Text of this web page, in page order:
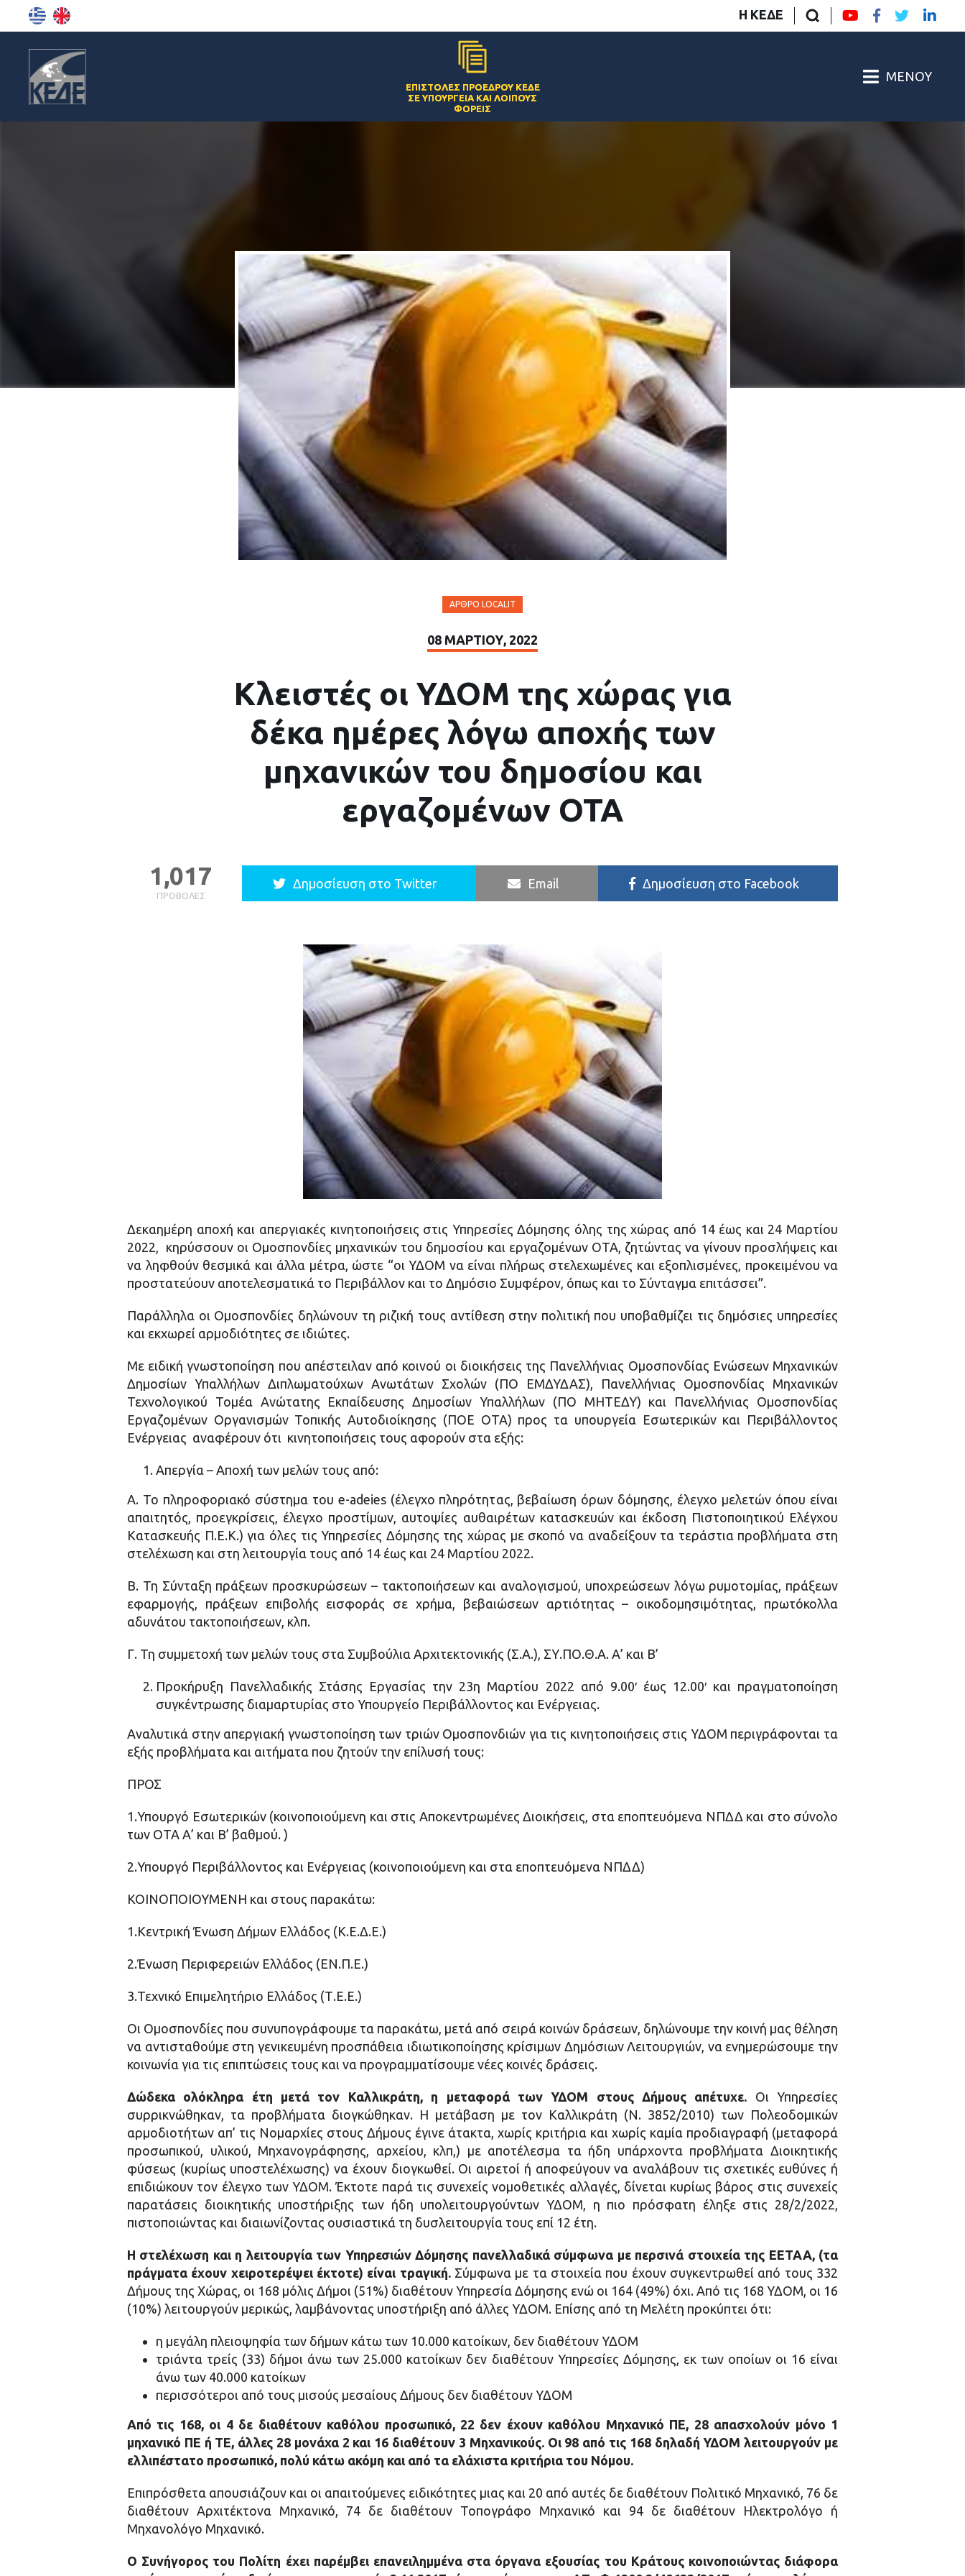
Η ΚΕΔΕ
ΕΠΙΣΤΟΛΈΣ ΠΡΟΈΔΡΟΥ ΚΕΔΕ
ΣΕ ΥΠΟΥΡΓΕΊΑ ΚΑΙ ΛΟΙΠΟΎΣ
ΦΟΡΕΊΣ
ΜΕΝΟΎ
ΆΡΘΡΟ LOCALIT
08 ΜΑΡΤΊΟΥ, 2022
Κλειστές οι ΥΔΟΜ της χώρας για
δέκα ημέρες λόγω αποχής των
μηχανικών του δημοσίου και
εργαζομένων ΟΤΑ
ΠΡΟΒΟΛΈΣ
1,017 Δημοσίευση στο Twitter Email Δημοσίευση στο Facebook
Δεκαημέρη αποχή και απεργιακές κινητοποιήσεις στις Υπηρεσίες Δόμησης όλης της χώρας από 14 έως και 24 Μαρτίου
2022, κηρύσσουν οι Ομοσπονδίες μηχανικών του δημοσίου και εργαζομένων ΟΤΑ, ζητώντας να γίνουν προσλήψεις και
να ληφθούν θεσμικά και άλλα μέτρα, ώστε “οι ΥΔΟΜ να είναι πλήρως στελεχωμένες και εξοπλισμένες, προκειμένου να
προστατεύουν αποτελεσματικά το Περιβάλλον και το Δημόσιο Συμφέρον, όπως και το Σύνταγμα επιτάσσει”.
Παράλληλα οι Ομοσπονδίες δηλώνουν τη ριζική τους αντίθεση στην πολιτική που υποβαθμίζει τις δημόσιες υπηρεσίες
και εκχωρεί αρμοδιότητες σε ιδιώτες.
Με ειδική γνωστοποίηση που απέστειλαν από κοινού οι διοικήσεις της Πανελλήνιας Ομοσπονδίας Ενώσεων Μηχανικών
Δημοσίων Υπαλλήλων Διπλωματούχων Ανωτάτων Σχολών (ΠΟ ΕΜΔΥΔΑΣ), Πανελλήνιας Ομοσπονδίας Μηχανικών
Τεχνολογικού Τομέα Ανώτατης Εκπαίδευσης Δημοσίων Υπαλλήλων (ΠΟ ΜΗΤΕΔΥ) και Πανελλήνιας Ομοσπονδίας
Εργαζομένων Οργανισμών Τοπικής Αυτοδιοίκησης (ΠΟΕ ΟΤΑ) προς τα υπουργεία Εσωτερικών και Περιβάλλοντος
Ενέργειας αναφέρουν ότι κινητοποιήσεις τους αφορούν στα εξής:
Απεργία – Αποχή των μελών τους από:
Α. Το πληροφοριακό σύστημα του e-adeies (έλεγχο πληρότητας, βεβαίωση όρων δόμησης, έλεγχο μελετών όπου είναι
απαιτητός, προεγκρίσεις, έλεγχο προστίμων, αυτοψίες αυθαιρέτων κατασκευών και έκδοση Πιστοποιητικού Ελέγχου
Κατασκευής Π.Ε.Κ.) για όλες τις Υπηρεσίες Δόμησης της χώρας με σκοπό να αναδείξουν τα τεράστια προβλήματα στη
στελέχωση και στη λειτουργία τους από 14 έως και 24 Μαρτίου 2022.
Β. Τη Σύνταξη πράξεων προσκυρώσεων – τακτοποιήσεων και αναλογισμού, υποχρεώσεων λόγω ρυμοτομίας, πράξεων
εφαρμογής, πράξεων επιβολής εισφοράς σε χρήμα, βεβαιώσεων αρτιότητας – οικοδομησιμότητας, πρωτόκολλα
αδυνάτου τακτοποιήσεων, κλπ.
Γ. Τη συμμετοχή των μελών τους στα Συμβούλια Αρχιτεκτονικής (Σ.Α.), ΣΥ.ΠΟ.Θ.Α. Α’ και Β’
Προκήρυξη Πανελλαδικής Στάσης Εργασίας την 23η Μαρτίου 2022 από 9.00′ έως 12.00′ και πραγματοποίηση
συγκέντρωσης διαμαρτυρίας στο Υπουργείο Περιβάλλοντος και Ενέργειας.
Αναλυτικά στην απεργιακή γνωστοποίηση των τριών Ομοσπονδιών για τις κινητοποιήσεις στις ΥΔΟΜ περιγράφονται τα
εξής προβλήματα και αιτήματα που ζητούν την επίλυσή τους:
ΠΡΟΣ
1.Υπουργό Εσωτερικών (κοινοποιούμενη και στις Αποκεντρωμένες Διοικήσεις, στα εποπτευόμενα ΝΠΔΔ και στο σύνολο
των ΟΤΑ Α’ και Β’ βαθμού. )
2.Υπουργό Περιβάλλοντος και Ενέργειας (κοινοποιούμενη και στα εποπτευόμενα ΝΠΔΔ)
ΚΟΙΝΟΠΟΙΟΥΜΕΝΗ και στους παρακάτω:
1.Κεντρική Ένωση Δήμων Ελλάδος (Κ.Ε.Δ.Ε.)
2.Ένωση Περιφερειών Ελλάδος (ΕΝ.Π.Ε.)
3.Τεχνικό Επιμελητήριο Ελλάδος (Τ.Ε.Ε.)
Οι Ομοσπονδίες που συνυπογράφουμε τα παρακάτω, μετά από σειρά κοινών δράσεων, δηλώνουμε την κοινή μας θέληση
να αντισταθούμε στη γενικευμένη προσπάθεια ιδιωτικοποίησης κρίσιμων Δημόσιων Λειτουργιών, να ενημερώσουμε την
κοινωνία για τις επιπτώσεις τους και να προγραμματίσουμε νέες κοινές δράσεις.
Δώδεκα ολόκληρα έτη μετά τον Καλλικράτη, η μεταφορά των ΥΔΟΜ στους Δήμους απέτυχε. Οι Υπηρεσίες
συρρικνώθηκαν, τα προβλήματα διογκώθηκαν. Η μετάβαση με τον Καλλικράτη (Ν. 3852/2010) των Πολεοδομικών
αρμοδιοτήτων απ’ τις Νομαρχίες στους Δήμους έγινε άτακτα, χωρίς κριτήρια και χωρίς καμία προδιαγραφή (μεταφορά
προσωπικού, υλικού, Μηχανογράφησης, αρχείου, κλπ,) με αποτέλεσμα τα ήδη υπάρχοντα προβλήματα Διοικητικής
φύσεως (κυρίως υποστελέχωσης) να έχουν διογκωθεί. Οι αιρετοί ή αποφεύγουν να αναλάβουν τις σχετικές ευθύνες ή
επιδιώκουν τον έλεγχο των ΥΔΟΜ. Έκτοτε παρά τις συνεχείς νομοθετικές αλλαγές, δίνεται κυρίως βάρος στις συνεχείς
παρατάσεις διοικητικής υποστήριξης των ήδη υπολειτουργούντων ΥΔΟΜ, η πιο πρόσφατη έληξε στις 28/2/2022,
πιστοποιώντας και διαιωνίζοντας ουσιαστικά τη δυσλειτουργία τους επί 12 έτη.
Η στελέχωση και η λειτουργία των Υπηρεσιών Δόμησης πανελλαδικά σύμφωνα με περσινά στοιχεία της ΕΕΤΑΑ, (τα
πράγματα έχουν χειροτερέψει έκτοτε) είναι τραγική.Σύμφωνα με τα στοιχεία που έχουν συγκεντρωθεί από τους 332
Δήμους της Χώρας, οι 168 μόλις Δήμοι (51%) διαθέτουν Υπηρεσία Δόμησης ενώ οι 164 (49%) όχι. Από τις 168 ΥΔΟΜ, οι 16
(10%) λειτουργούν μερικώς, λαμβάνοντας υποστήριξη από άλλες ΥΔΟΜ. Επίσης από τη Μελέτη προκύπτει ότι:
η μεγάλη πλειοψηφία των δήμων κάτω των 10.000 κατοίκων, δεν διαθέτουν ΥΔΟΜ
τριάντα τρείς (33) δήμοι άνω των 25.000 κατοίκων δεν διαθέτουν Υπηρεσίες Δόμησης, εκ των οποίων οι 16 είναι
άνω των 40.000 κατοίκων
περισσότεροι από τους μισούς μεσαίους Δήμους δεν διαθέτουν ΥΔΟΜ
Από τις 168, οι 4 δε διαθέτουν καθόλου προσωπικό, 22 δεν έχουν καθόλου Μηχανικό ΠΕ, 28 απασχολούν μόνο 1
μηχανικό ΠΕ ή ΤΕ, άλλες 28 μονάχα 2 και 16 διαθέτουν 3 Μηχανικούς. Οι 98 από τις 168 δηλαδή ΥΔΟΜ λειτουργούν με
ελλιπέστατο προσωπικό, πολύ κάτω ακόμη και από τα ελάχιστα κριτήρια του Νόμου.
Επιπρόσθετα απουσιάζουν και οι απαιτούμενες ειδικότητες μιας και 20 από αυτές δε διαθέτουν Πολιτικό Μηχανικό, 76 δε
διαθέτουν Αρχιτέκτονα Μηχανικό, 74 δε διαθέτουν Τοπογράφο Μηχανικό και 94 δε διαθέτουν Ηλεκτρολόγο ή
Μηχανολόγο Μηχανικό.
Ο Συνήγορος του Πολίτη έχει παρέμβει επανειλημμένα στα όργανα εξουσίας του Κράτους κοινοποιώντας διάφορα